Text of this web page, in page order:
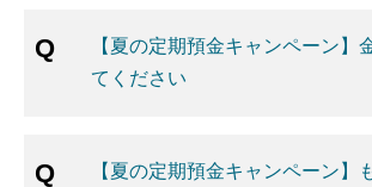
【夏の定期預金キャンペーン】
てください
【夏の定期預金キャンペーン】